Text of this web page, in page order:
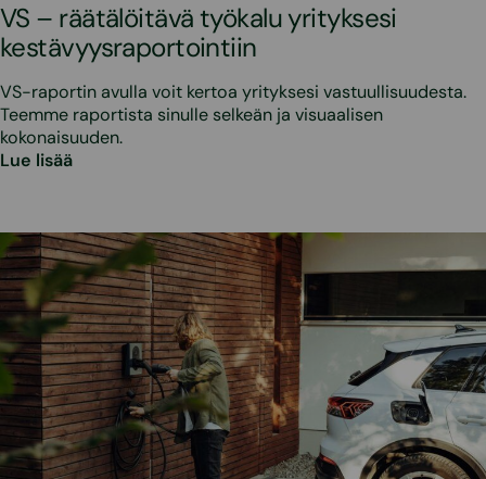
VS – räätälöitävä työkalu yrityksesi
kestävyysraportointiin
VS-raportin avulla voit kertoa yrityksesi vastuullisuudesta.
Teemme raportista sinulle selkeän ja visuaalisen
kokonaisuuden.
Lue lisää